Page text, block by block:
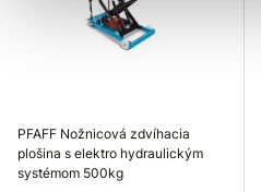
PFAFF Nožnicová zdvíhacia
plošina s elektro hydraulickým
systémom 500kg